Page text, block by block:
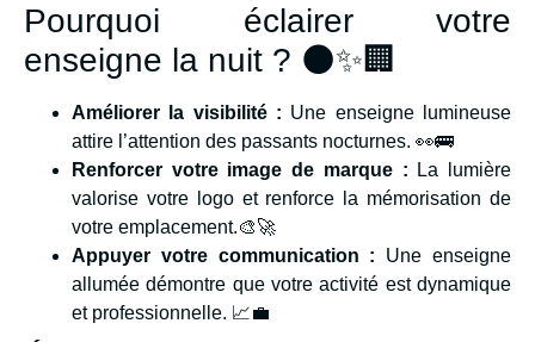
Pourquoi éclairer votre
enseigne la nuit ? 🌑✨🏢
Améliorer la visibilité : Une enseigne lumineuse
attire l’attention des passants nocturnes. 👀🚌
Renforcer votre image de marque : La lumière
valorise votre logo et renforce la mémorisation de
votre emplacement.🎨🚀
Appuyer votre communication : Une enseigne
allumée démontre que votre activité est dynamique
et professionnelle. 📈💼